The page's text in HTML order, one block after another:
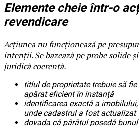
Elemente cheie într-o
revendicare
Acțiunea nu funcționează pe
intenții. Se bazează pe probe solide
juridică coerentă.
titlul de proprietate trebuie să
apărat eficient în instanță
identificarea exactă a
unde cadastrul a fost
dovada că pârâtul posedă